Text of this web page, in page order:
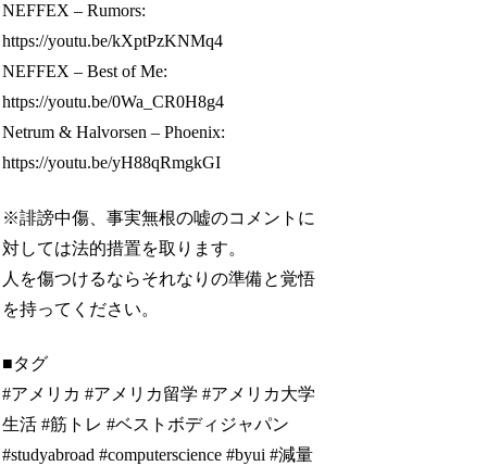
NEFFEX – Rumors:
https://youtu.be/kXptPzKNMq4
NEFFEX – Best of Me:
https://youtu.be/0Wa_CR0H8g4
Netrum & Halvorsen – Phoenix:
https://youtu.be/yH88qRmgkGI
※誹謗中傷、事実無根の嘘のコメントに
対しては法的措置を取ります。
人を傷つけるならそれなりの準備と覚悟
を持ってください。
■タグ
#アメリカ #アメリカ留学 #アメリカ大学
生活 #筋トレ #ベストボディジャパン
#studyabroad #computerscience #byui #減量